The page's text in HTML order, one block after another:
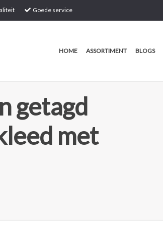
Goede service
HOME ASSORTIMENT BLOGS
getagd
met